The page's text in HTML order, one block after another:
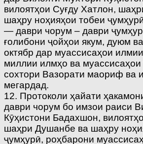
вилоятҳои Суғду Хатлон,
шаҳру ноҳияҳои тобеи
— даври чорум – даври
ғолибони ҷойҳои якум, дуюм
октябр дар муассисаҳои
миллии илмҳо ва
сохтори Вазорати маориф ва
мегардад.
12. Протоколи ҳайати
даври чорум бо имзои раиси
Кӯҳистони Бадахшон,
шаҳри Душанбе ва шаҳру
ҷумҳурӣ, роҳбарони